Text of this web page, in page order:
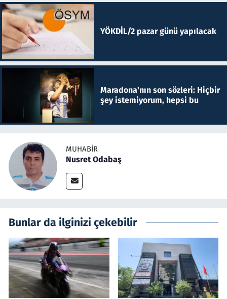
YÖKDİL/2 pazar günü yapılacak
Maradona'nın son sözleri: Hiçbir
şey istemiyorum, hepsi bu
MUHABIR
Nusret Odabaş
Bunlar da ilginizi çekebilir